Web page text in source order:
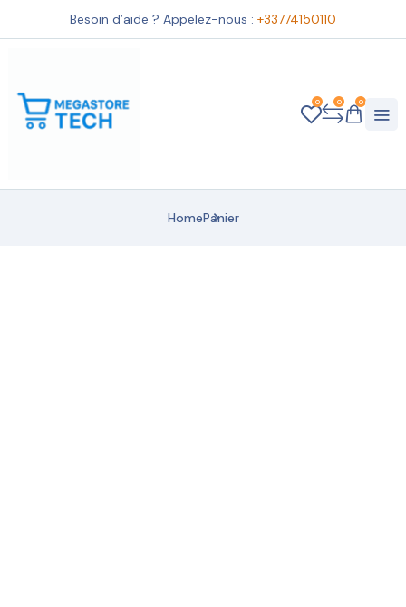
Besoin d’aide ? Appelez-nous : +33774150110
0 0 0
HomePanier